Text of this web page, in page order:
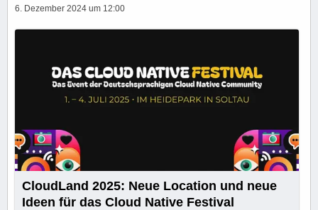
6. Dezember 2024 um 12:00
CloudLand 2025: Neue Location und neue
Ideen für das Cloud Native Festival